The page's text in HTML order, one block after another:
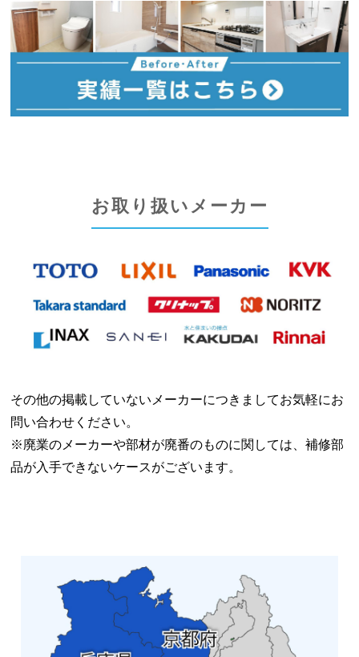
お取り扱いメーカー
その他の掲載していないメーカーにつきましてお気軽にお
問い合わせください。
※廃業のメーカーや部材が廃番のものに関しては、補修部
品が入手できないケースがございます。